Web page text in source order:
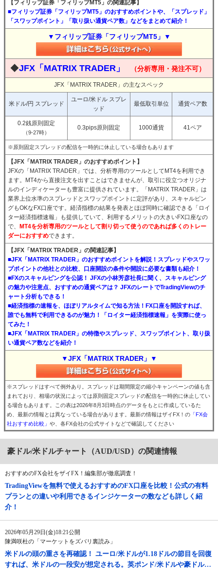
【フィリップ証券「フィリップMT5」の関連記事】
■フィリップ証券「フィリップMT5」のおすすめポイントや、「スプレッド」
「スワップポイント」「取り扱い通貨ペア数」などをまとめて紹介！
▼フィリップ証券「フィリップMT5」▼
◆JFX「MATRIX TRADER」 （分析専用・発注不可）
JFX「MATRIX TRADER」の主なスペック
米ドル/円 スプレッド
ユーロ/米ドル スプレ
ッド
最低取引単位 通貨ペア数
0.2銭原則固定
（9-27時）
0.3pips原則固定 1000通貨 41ペア
※原則固定スプレッドの配信を一時的に休止している場合もあります
【JFX「MATRIX TRADER」のおすすめポイント】
JFXの「MATRIX TRADER」では、分析専用のツールとしてMT4を利用でき
ます。MT4から直接注文を出すことはできませんが、取引に役立つオリジナ
ルのインディケーターも豊富に提供されています。「MATRIX TRADER」は
業界上位水準のスプレッドとスワップポイントに定評があり、スキャルピン
グもOKなFX口座です。経済指標の結果を発表とほぼ同時に確認できる「ロイ
ター経済指標速報」も提供していて、利用するメリットの大きいFX口座なの
で、
MT4を分析専用のツールとして割り切って使うのであれば多くのトレー
ダーにおすすめできます。
【JFX「MATRIX TRADER」の関連記事】
■JFX「MATRIX TRADER」のおすすめポイントを解説！スプレッドやスワッ
プポイントの他社との比較、口座開設の条件や開設に必要な書類も紹介！
■FXのスキャルピングを公認！ JFXの小林芳彦社長に聞く、スキャルピング
の魅力や注意点、おすすめの通貨ペアは？ JFXのレートでTradingViewのチ
ャート分析もできる！
■経済指標の速報を、ほぼリアルタイムで知る方法！FX口座を開設すれば、
誰でも無料で利用できるのが魅力！「ロイター経済指標速報」を実際に使っ
てみた！
■JFX「MATRIX TRADER」の特徴やスプレッド、スワップポイント、取り扱
い通貨ペア数などを紹介！
▼JFX「MATRIX TRADER」▼
※スプレッドはすべて例外あり。スプレッドは期間限定の縮小キャンペーンの値も含
まれており、相場の状況によっては原則固定スプレッドの配信を一時的に休止してい
る場合もあります。この表は2026年8月3日時点のデータをもとに作成しているた
め、最新の情報とは異なっている場合があります。最新の情報はザイFX！の 「FX会
社おすすめ比較」 や、各FX会社の公式サイトなどで確認してください
豪ドル/米ドルチャート（AUD/USD）の関連情報
おすすめのFX会社をザイFX！編集部が徹底調査！
TradingViewを無料で使えるおすすめのFX口座を比較！公式の有料
プランとの違いや利用できるインジケーターの数なども詳しく紹
介！
2026年05月29日(金)18:21公開
陳満咲杜の「マーケットをズバリ裏読み」
米ドルの頭の重さを再確認！ ユーロ/米ドルが1.18ドルの節目を回復
すれば、米ドルの一段安が想定される。英ポンド/米ドルや豪ドル…